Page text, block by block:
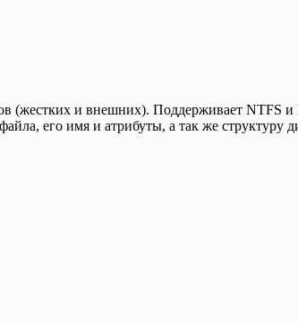
(жестких и внешних). Поддерживает NTFS
его имя и атрибуты, а так же структуру